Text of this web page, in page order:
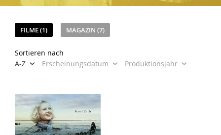
FILME (1) MAGAZIN (7)
Sortieren nach
A-Z
Erscheinungsdatum Produktionsjahr